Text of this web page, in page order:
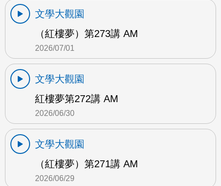
文學大觀園
（紅樓夢）第273講 AM
2026/07/01
文學大觀園
紅樓夢第272講 AM
2026/06/30
文學大觀園
（紅樓夢）第271講 AM
2026/06/29